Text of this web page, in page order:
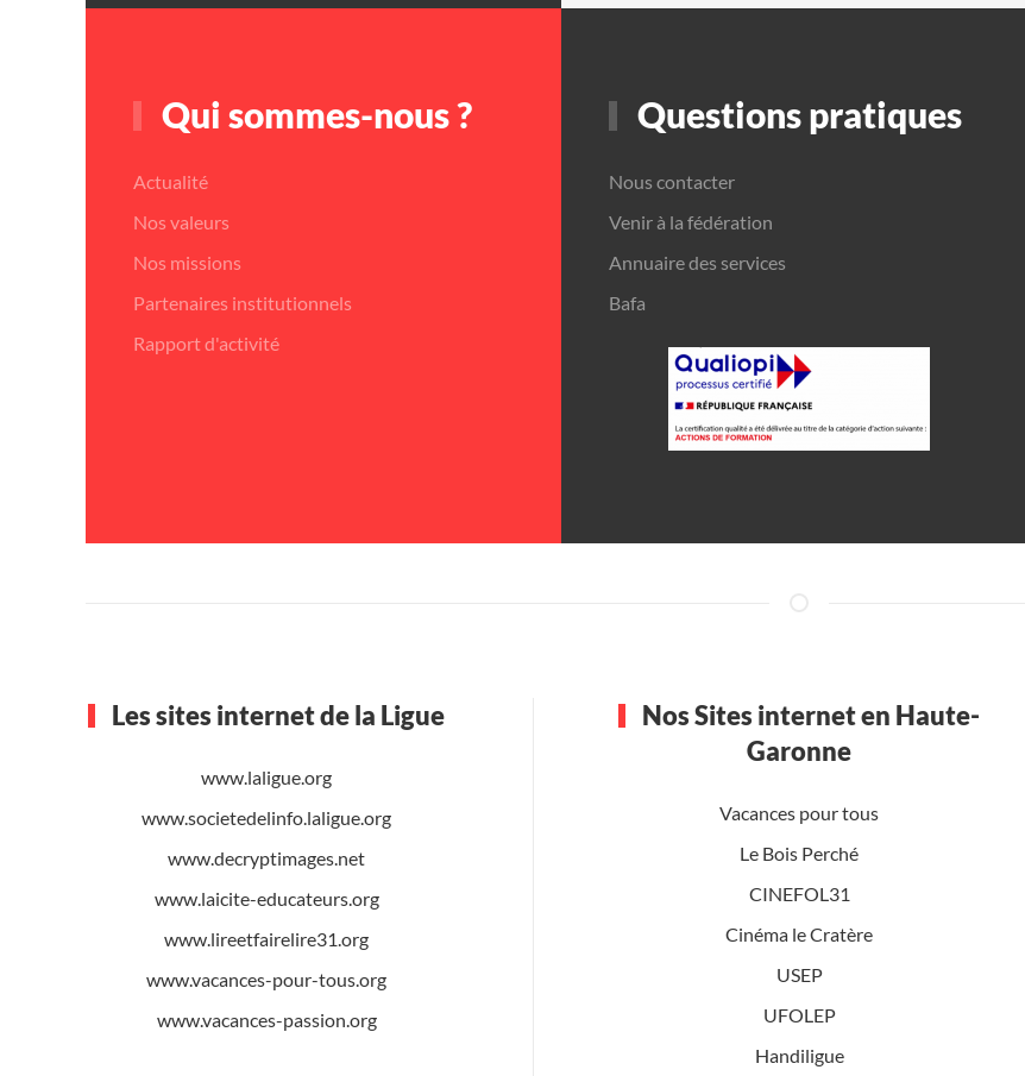
Qui sommes-nous ?
Actualité
Nos valeurs
Nos missions
Partenaires institutionnels
Rapport d'activité
Questions pratiques
Nous contacter
Venir à la fédération
Annuaire des services
Bafa
Les sites internet de la Ligue
www.laligue.org
www.societedelinfo.laligue.org
www.decryptimages.net
www.laicite-educateurs.org
www.lireetfairelire31.org
www.vacances-pour-tous.org
www.vacances-passion.org
Nos Sites internet en Haute-
Garonne
Vacances pour tous
Le Bois Perché
CINEFOL31
Cinéma le Cratère
USEP
UFOLEP
Handiligue